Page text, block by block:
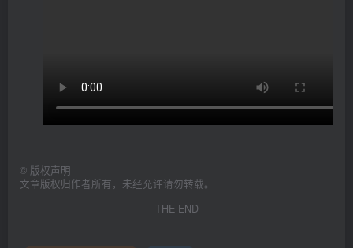
© 版权声明
文章版权归作者所有，未经允许请勿转载。
THE END